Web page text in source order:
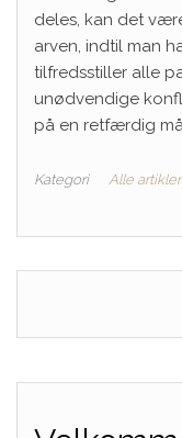
deles, kan det
arven, indtil man
tilfredsstiller alle
unødvendige
på en retfærdig
Kategori Alle